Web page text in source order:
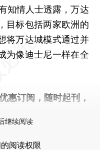
知情人士透露，万达
目标包括两家欧洲的
将万达城模式通过并
为像迪士尼一样在全
惠订阅 ，随时起刊，
继续阅读
阅读权限